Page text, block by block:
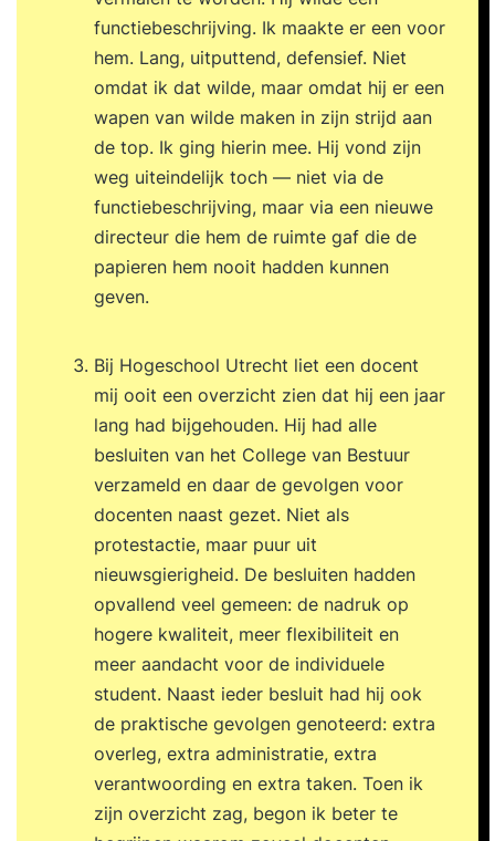
functiebeschrijving. Ik maakte er een voor
hem. Lang, uitputtend, defensief. Niet
omdat ik dat wilde, maar omdat hij er een
wapen van wilde maken in zijn strijd aan
de top. Ik ging hierin mee. Hij vond zijn
weg uiteindelijk toch — niet via de
functiebeschrijving, maar via een nieuwe
directeur die hem de ruimte gaf die de
papieren hem nooit hadden kunnen
geven.
Bij Hogeschool Utrecht liet een docent
mij ooit een overzicht zien dat hij een jaar
lang had bijgehouden. Hij had alle
besluiten van het College van Bestuur
verzameld en daar de gevolgen voor
docenten naast gezet. Niet als
protestactie, maar puur uit
nieuwsgierigheid. De besluiten hadden
opvallend veel gemeen: de nadruk op
hogere kwaliteit, meer flexibiliteit en
meer aandacht voor de individuele
student. Naast ieder besluit had hij ook
de praktische gevolgen genoteerd: extra
overleg, extra administratie, extra
verantwoording en extra taken. Toen ik
zijn overzicht zag, begon ik beter te